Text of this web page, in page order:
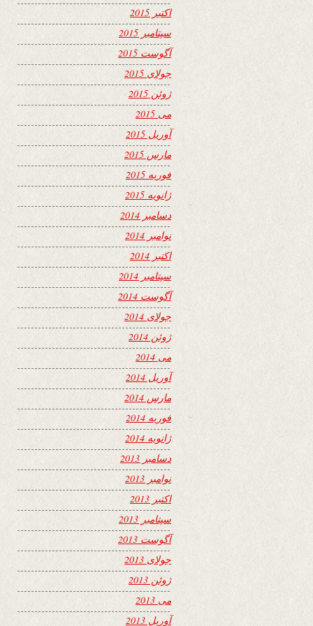
اکتبر 2015
سپتامبر 2015
آگوست 2015
جولای 2015
ژوئن 2015
می 2015
آوریل 2015
مارس 2015
فوریه 2015
ژانویه 2015
دسامبر 2014
نوامبر 2014
اکتبر 2014
سپتامبر 2014
آگوست 2014
جولای 2014
ژوئن 2014
می 2014
آوریل 2014
مارس 2014
فوریه 2014
ژانویه 2014
دسامبر 2013
نوامبر 2013
اکتبر 2013
سپتامبر 2013
آگوست 2013
جولای 2013
ژوئن 2013
می 2013
آوریل 2013